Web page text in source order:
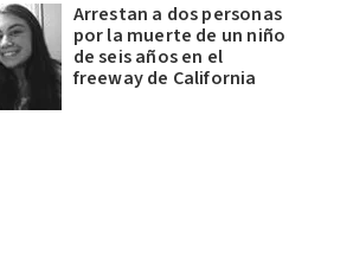
Arrestan a dos personas
por la muerte de un niño
de seis años en el
freeway de California